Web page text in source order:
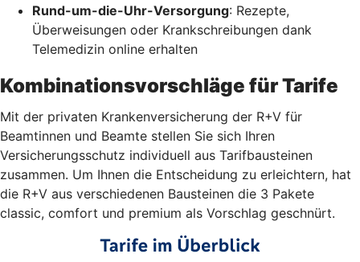
Rund-um-die-Uhr-Versorgung: Rezepte,
Überweisungen oder Krankschreibungen dank
Telemedizin online erhalten
Kombinationsvorschläge für Tarife
Mit der privaten Krankenversicherung der R+V für
Beamtinnen und Beamte stellen Sie sich Ihren
Versicherungsschutz individuell aus Tarifbausteinen
zusammen. Um Ihnen die Entscheidung zu erleichtern, hat
die R+V aus verschiedenen Bausteinen die 3 Pakete
classic, comfort und premium als Vorschlag geschnürt.